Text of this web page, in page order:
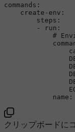
commands:
create-env:
steps:
-
run:
#
name:
クリップボードに